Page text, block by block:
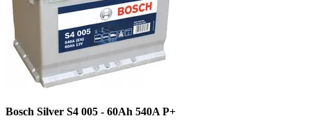
Bosch Silver S4 005 - 60Ah 540A P+